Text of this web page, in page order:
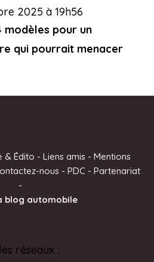
modèles pour un
qui pourrait menacer
2025 à 19h56
& Édito - Liens amis - Mentions
nous- PDC - Partenariat
-
blog automobile
réseaux :